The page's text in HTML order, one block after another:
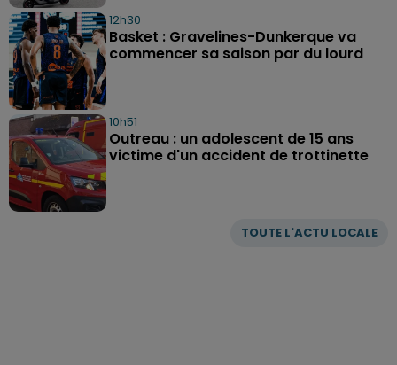
TOUTE L'ACTU LOCALE
12h30
Basket : Gravelines-Dunkerque va
commencer sa saison par du lourd
10h51
Outreau : un adolescent de 15 ans
victime d'un accident de trottinette